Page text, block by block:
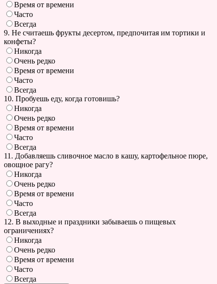
Время от времени
Часто
Всегда
9. Не считаешь фрукты десертом, предпочитая им тортики и
конфеты?
Никогда
Очень редко
Время от времени
Часто
Всегда
10. Пробуешь еду, когда готовишь?
Никогда
Очень редко
Время от времени
Часто
Всегда
11. Добавляешь сливочное масло в кашу, картофельное пюре,
овощное рагу?
Никогда
Очень редко
Время от времени
Часто
Всегда
12. В выходные и праздники забываешь о пищевых
ограничениях?
Никогда
Очень редко
Время от времени
Часто
Всегда